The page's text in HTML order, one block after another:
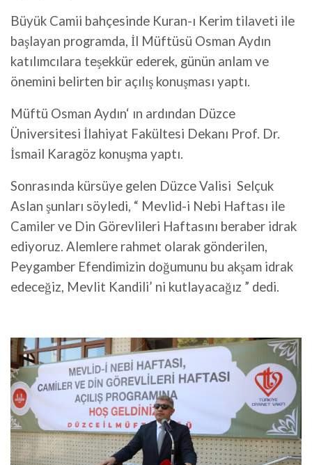
Büyük Camii bahçesinde Kuran-ı Kerim tilaveti ile
başlayan programda, İl Müftüsü Osman Aydın
katılımcılara teşekkür ederek, günün anlam ve
önemini belirten bir açılış konuşması yaptı.
Müftü Osman Aydın‘ ın ardından Düzce
Üniversitesi İlahiyat Fakültesi Dekanı Prof. Dr.
İsmail Karagöz konuşma yaptı.
Sonrasında kürsüye gelen Düzce Valisi Selçuk
Aslan şunları söyledi, “ Mevlid-i Nebi Haftası ile
Camiler ve Din Görevlileri Haftasını beraber idrak
ediyoruz. Alemlere rahmet olarak gönderilen,
Peygamber Efendimizin doğumunu bu akşam idrak
edeceğiz, Mevlit Kandili’ ni kutlayacağız ” dedi.